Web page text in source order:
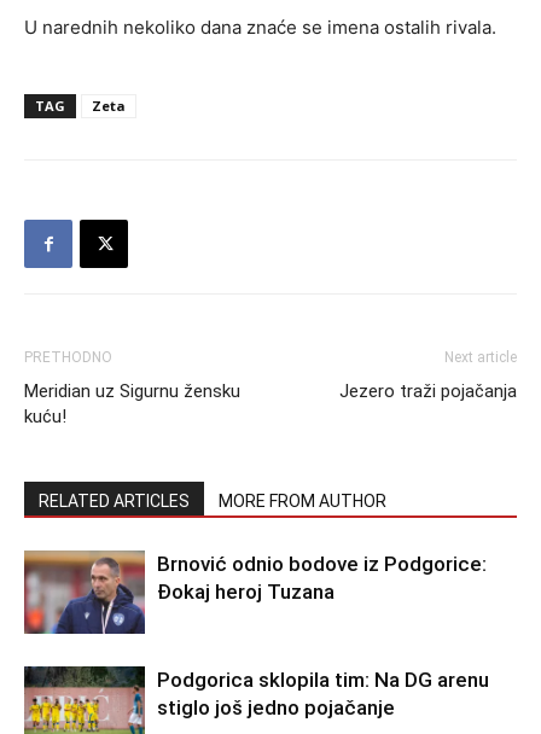
U narednih nekoliko dana znaće se imena ostalih rivala.
TAG Zeta
PRETHODNO
Meridian uz Sigurnu žensku
kuću!
Next article
Jezero traži pojačanja
RELATED ARTICLES MORE FROM AUTHOR
Brnović odnio bodove iz Podgorice:
Đokaj heroj Tuzana
Podgorica sklopila tim: Na DG arenu
stiglo još jedno pojačanje